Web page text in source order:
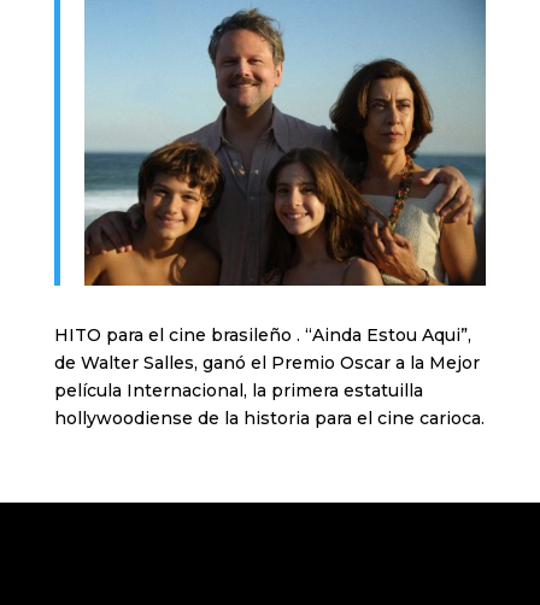
HITO para el cine brasileño . “Ainda Estou Aqui”,
de Walter Salles, ganó el Premio Oscar a la Mejor
película Internacional, la primera estatuilla
hollywoodiense de la historia para el cine carioca.